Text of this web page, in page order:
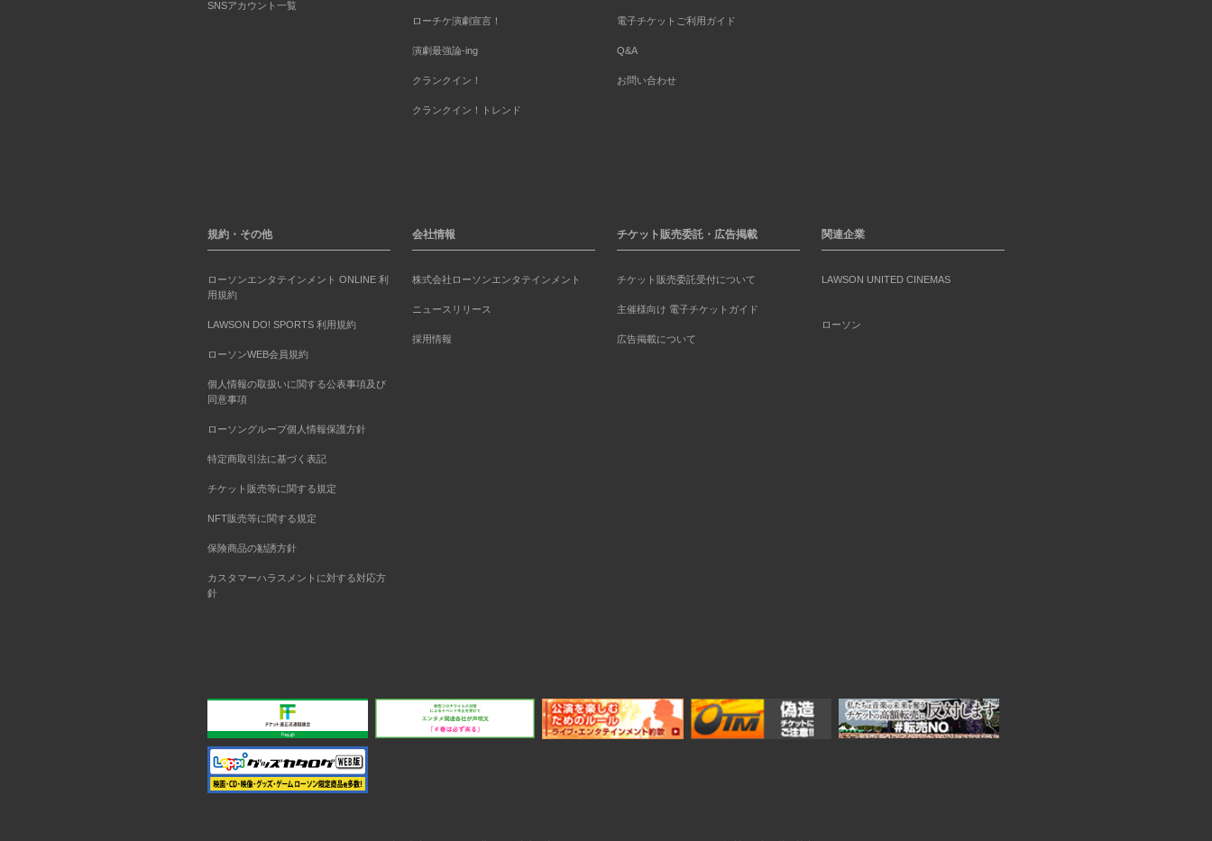
SNSアカウント一覧
ローチケ演劇宣言！
演劇最強論-ing
クランクイン！
クランクイン！トレンド
電子チケットご利用ガイド
Q&A
お問い合わせ
規約・その他
ローソンエンタテインメント ONLINE 利
用規約
LAWSON DO! SPORTS 利用規約
ローソンWEB会員規約
個人情報の取扱いに関する公表事項及び
同意事項
ローソングループ個人情報保護方針
特定商取引法に基づく表記
チケット販売等に関する規定
NFT販売等に関する規定
保険商品の勧誘方針
カスタマーハラスメントに対する対応方
針
会社情報
株式会社ローソンエンタテインメント
ニュースリリース
採用情報
チケット販売委託・広告掲載
チケット販売委託受付について
主催様向け 電子チケットガイド
広告掲載について
関連企業
LAWSON UNITED CINEMAS
ローソン